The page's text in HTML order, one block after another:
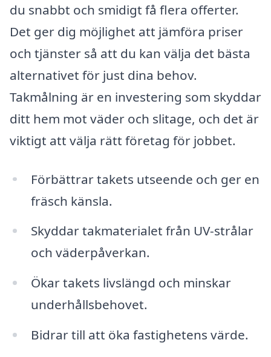
du snabbt och smidigt få flera offerter.
Det ger dig möjlighet att jämföra priser
och tjänster så att du kan välja det bästa
alternativet för just dina behov.
Takmålning är en investering som skyddar
ditt hem mot väder och slitage, och det är
viktigt att välja rätt företag för jobbet.
Förbättrar takets utseende och ger en
fräsch känsla.
Skyddar takmaterialet från UV-strålar
och väderpåverkan.
Ökar takets livslängd och minskar
underhållsbehovet.
Bidrar till att öka fastighetens värde.